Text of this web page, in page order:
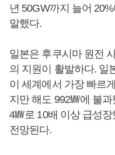
년 50GW까지 늘어
말했다.
일본은 후쿠시마 원전
의 지원이 활발하다. 일
이 세계에서 가장 빠르
지만 해도 992㎿에 불
4㎿로 10배 이상 급성
전망된다.